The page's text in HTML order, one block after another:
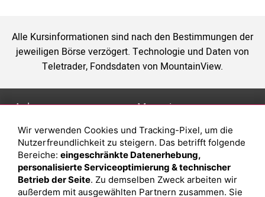
Alle Kursinformationen sind nach den Bestimmungen der
jeweiligen Börse verzögert. Technologie und Daten von
Teletrader, Fondsdaten von MountainView.
Anlage
Depot eröffnen
Depot vergleichen
Junior Depot
Top-Seller-Fonds
Magazin
Was sind sind ETFs?
Sparplan Vorteile
Was ist ein Fonds?
Wir verwenden Cookies und Tracking-Pixel, um die
Nutzerfreundlichkeit zu steigern. Das betrifft folgende
Bereiche: eingeschränkte Datenerhebung,
personalisierte Serviceoptimierung & technischer
Betrieb der Seite. Zu demselben Zweck arbeiten wir
außerdem mit ausgewählten Partnern zusammen. Sie